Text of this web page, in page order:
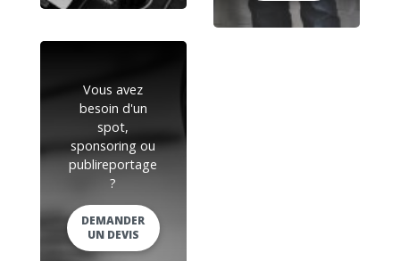
Vous avez
besoin d'un
spot,
sponsoring ou
publireportage
?
DEMANDER
UN DEVIS